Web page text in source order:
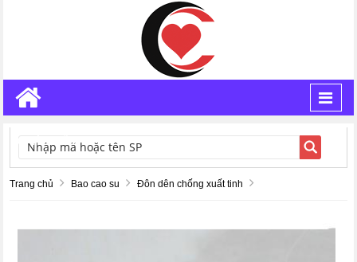
TÌM KIẾM
Trang chủ Bao cao su Đôn dên chống xuất tinh